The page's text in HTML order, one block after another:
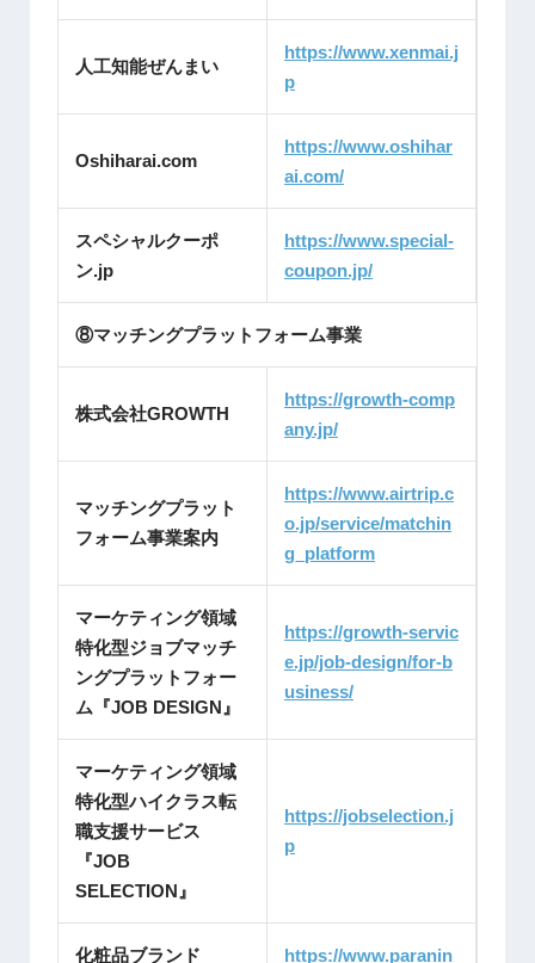
人工知能ぜんまい
https://www.xenmai.j
p
Oshiharai.com
https://www.oshihar
ai.com/
スペシャルクーポ
ン.jp
https://www.special-
coupon.jp/
⑧マッチングプラットフォーム事業
株式会社GROWTH
https://growth-comp
any.jp/
マッチングプラット
フォーム事業案内
https://www.airtrip.c
o.jp/service/matchin
g_platform
マーケティング領域
特化型ジョブマッチ
ングプラットフォー
ム『JOB DESIGN』
https://growth-servic
e.jp/job-design/for-b
usiness/
マーケティング領域
特化型ハイクラス転
職支援サービス
『JOB
SELECTION』
https://jobselection.j
p
化粧品ブランド
https://www.paranin